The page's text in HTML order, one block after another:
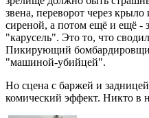
звена, переворот через
сиреной, а потом ещё и ещё -
"карусель". Это то, что
Пикирующий
"машиной-убийцей".
Но сцена с баржей и
комический эффект. Никто в